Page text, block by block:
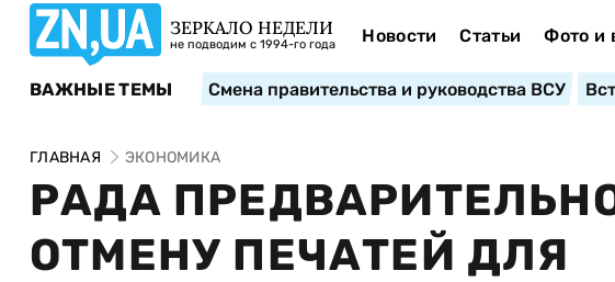
ЗЕРКАЛО НЕДЕЛИ
не подводим с 1994-го года Новости Статьи Фото и
ВАЖНЫЕ ТЕМЫ Смена правительства и руководства ВСУ
ГЛАВНАЯ ЭКОНОМИКА
РАДА
ОТМЕНУ ПЕЧАТЕЙ ДЛЯ